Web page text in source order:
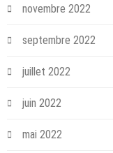
novembre 2022
septembre 2022
juillet 2022
juin 2022
mai 2022